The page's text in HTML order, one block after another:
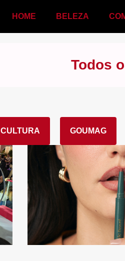
HOME BELEZA
Todos
CULTURA GOUMAG